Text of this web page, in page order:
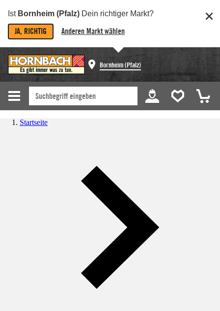
Ist Bornheim (Pfalz) Dein richtiger Markt?
JA, RICHTIG Anderen Markt wählen
Bornheim (Pfalz)
Startseite